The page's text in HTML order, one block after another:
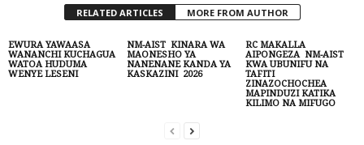
RELATED ARTICLES MORE FROM AUTHOR
EWURA YAWAASA
WANANCHI KUCHAGUA
WATOA HUDUMA
WENYE LESENI
NM-AIST KINARA WA
MAONESHO YA
NANENANE KANDA YA
KASKAZINI 2026
RC MAKALLA
AIPONGEZA NM-AIST
KWA UBUNIFU NA
TAFITI
ZINAZOCHOCHEA
MAPINDUZI KATIKA
KILIMO NA MIFUGO